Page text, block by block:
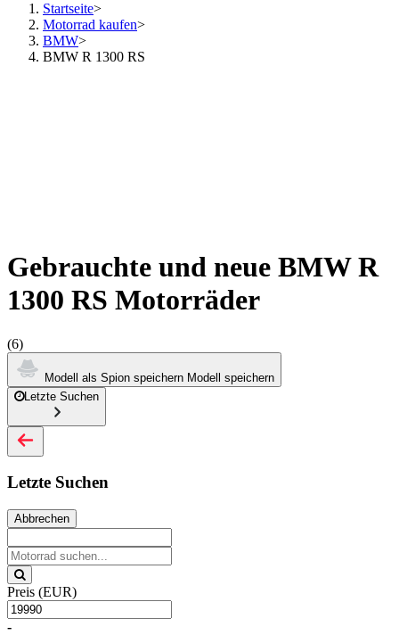
Startseite>
Motorrad kaufen>
BMW>
BMW R 1300 RS
Gebrauchte und neue BMW R
1300 RS Motorräder
(6)
Modell als Spion speichern Modell speichern
Letzte Suchen
Letzte Suchen
Abbrechen
Preis (EUR)
-